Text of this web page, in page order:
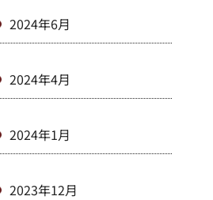
2024年6月
2024年4月
2024年1月
2023年12月